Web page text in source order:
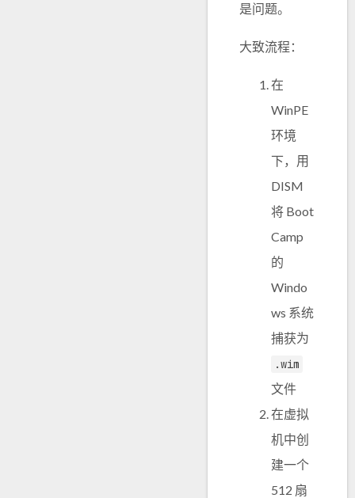
是问题。
大致流程：
在
WinPE
环境
下，用
DISM
将 Boot
Camp
的
Windo
ws 系统
捕获为
.wim
文件
在虚拟
机中创
建一个
512 扇